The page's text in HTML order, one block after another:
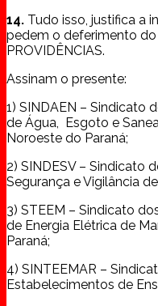
14. Tudo isso, justifica a
pedem o deferimento
PROVIDÊNCIAS.
Assinam o presente:
1) SINDAEN – Sindicato
de Água, Esgoto e
Noroeste do Paraná;
2) SINDESV – Sindicato
Segurança e Vigilância
3) STEEM – Sindicato
de Energia Elétrica de
Paraná;
4) SINTEEMAR –
Estabelecimentos de